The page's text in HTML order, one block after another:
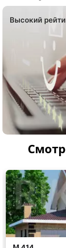
Высокий